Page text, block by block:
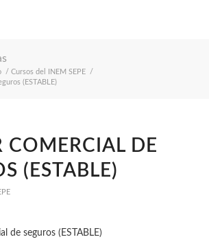
/ Cursos del INEM SEPE
/
(ESTABLE)
COMERCIAL DE
(ESTABLE)